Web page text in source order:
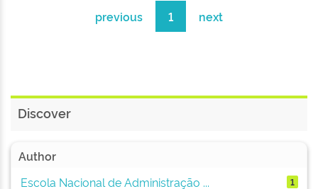
previous 1 next
Discover
Author
Escola Nacional de Administração ...
1